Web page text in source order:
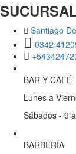
Santiago
0342
BAR Y CAFÉ
Lunes a
Sábados - 9
BARBERÍA